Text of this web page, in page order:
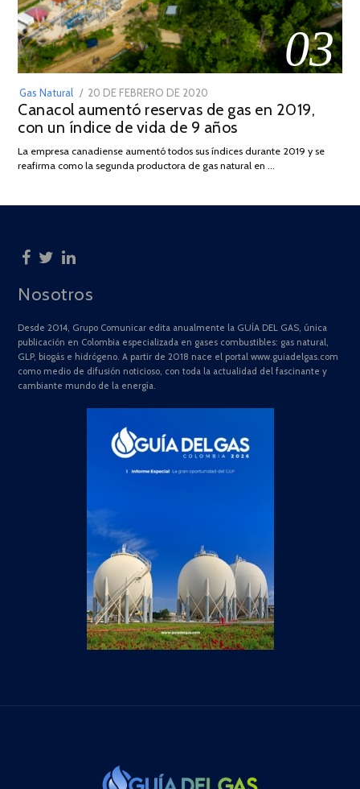
03
Gas Natural
POSTED
ON
20 DE FEBRERO DE 2020
DE
JULIO
2025
Canacol aumentó reservas de gas en 2019,
con un índice de vida de 9 años
La empresa canadiense aumentó todos sus índices durante 2019 y se
reafirma como la segunda productora de gas natural en …
Nosotros
Desde 2014, Grupo Comunicar edita anualmente la GUÍA DEL GAS, única
publicación en Colombia especializada en gases combustibles: gas natural,
GLP, biogás e hidrógeno. A partir de 2018 nace el portal www.guiadelgas.com
como medio de difusión noticioso, con toda la actualidad del fascinante y
cambiante mundo de la energía.